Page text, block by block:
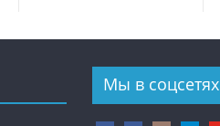
Мы в соцсетях